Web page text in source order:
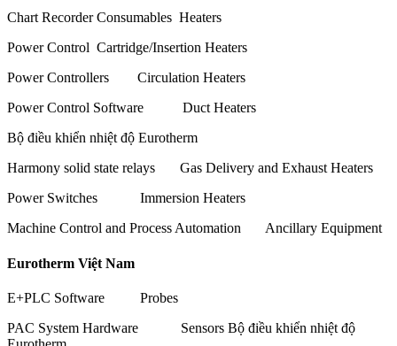
Chart Recorder Consumables Heaters
Power Control Cartridge/Insertion Heaters
Power Controllers Circulation Heaters
Power Control Software Duct Heaters
Bộ điều khiển nhiệt độ Eurotherm
Harmony solid state relays Gas Delivery and Exhaust Heaters
Power Switches Immersion Heaters
Machine Control and Process Automation Ancillary Equipment
Eurotherm Việt Nam
E+PLC Software Probes
PAC System Hardware Sensors Bộ điều khiển nhiệt độ